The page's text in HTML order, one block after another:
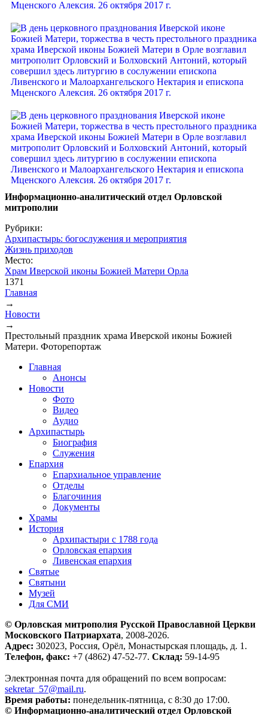
Информационно-аналитический отдел Орловской
митрополии
Рубрики:
Архипастырь: богослужения и мероприятия
Жизнь приходов
Место:
Храм Иверской иконы Божией Матери Орла
1371
Вы здесь
Главная
→
Новости
→
Престольный праздник храма Иверской иконы Божией
Матери. Фоторепортаж
Главная
Анонсы
Новости
Фото
Видео
Аудио
Архипастырь
Биография
Служения
Епархия
Епархиальное управление
Отделы
Благочиния
Документы
Храмы
История
Архипастыри с 1788 года
Орловская епархия
Ливенская епархия
Святые
Святыни
Музей
Для СМИ
© Орловская митрополия Русской Православной Церкви
Московского Патриархата, 2008-2026.
Адрес: 302023, Россия, Орёл, Монастырская площадь, д. 1.
Телефон, факс: +7 (4862) 47-52-77. Склад: 59-14-95
Электронная почта для обращений по всем вопросам:
sekretar_57@mail.ru.
Время работы: понедельник-пятница, с 8:30 до 17:00.
© Информационно-аналитический отдел Орловской